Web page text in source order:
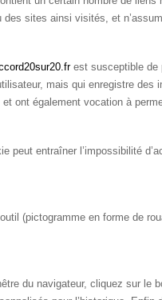
sites ainsi visités, et
est susceptible de
mais qui enregistre
ont également vocation à
peut entraîner l’impossibilité
(pictogramme en forme de
du navigateur, cliquez sur le